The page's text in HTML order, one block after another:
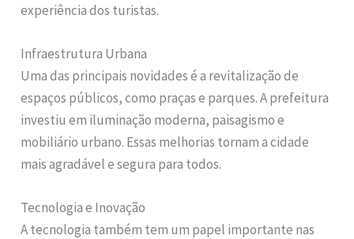
experiência dos turistas.
Infraestrutura Urbana
Uma das principais novidades é a revitalização de
espaços públicos, como praças e parques. A prefeitura
investiu em iluminação moderna, paisagismo e
mobiliário urbano. Essas melhorias tornam a cidade
mais agradável e segura para todos.
Tecnologia e Inovação
A tecnologia também tem um papel importante nas